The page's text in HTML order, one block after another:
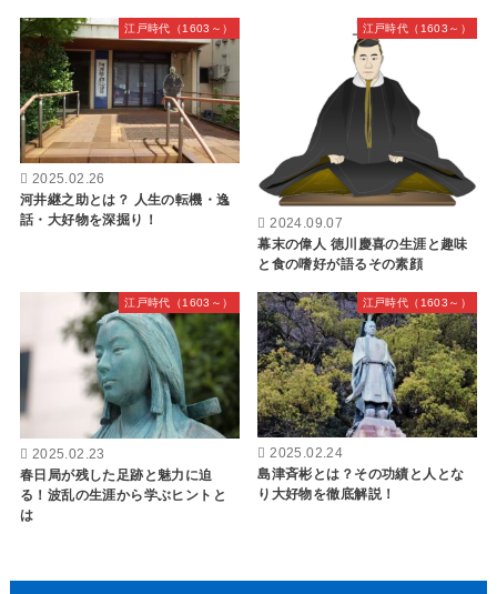
江戸時代（1603～）
2025.02.26
河井継之助とは？ 人生の転機・逸
話・大好物を深掘り！
江戸時代（1603～）
2024.09.07
幕末の偉人 徳川慶喜の生涯と趣味
と食の嗜好が語るその素顔
江戸時代（1603～）
2025.02.23
春日局が残した足跡と魅力に迫
る！波乱の生涯から学ぶヒントと
は
江戸時代（1603～）
2025.02.24
島津斉彬とは？その功績と人とな
り大好物を徹底解説！